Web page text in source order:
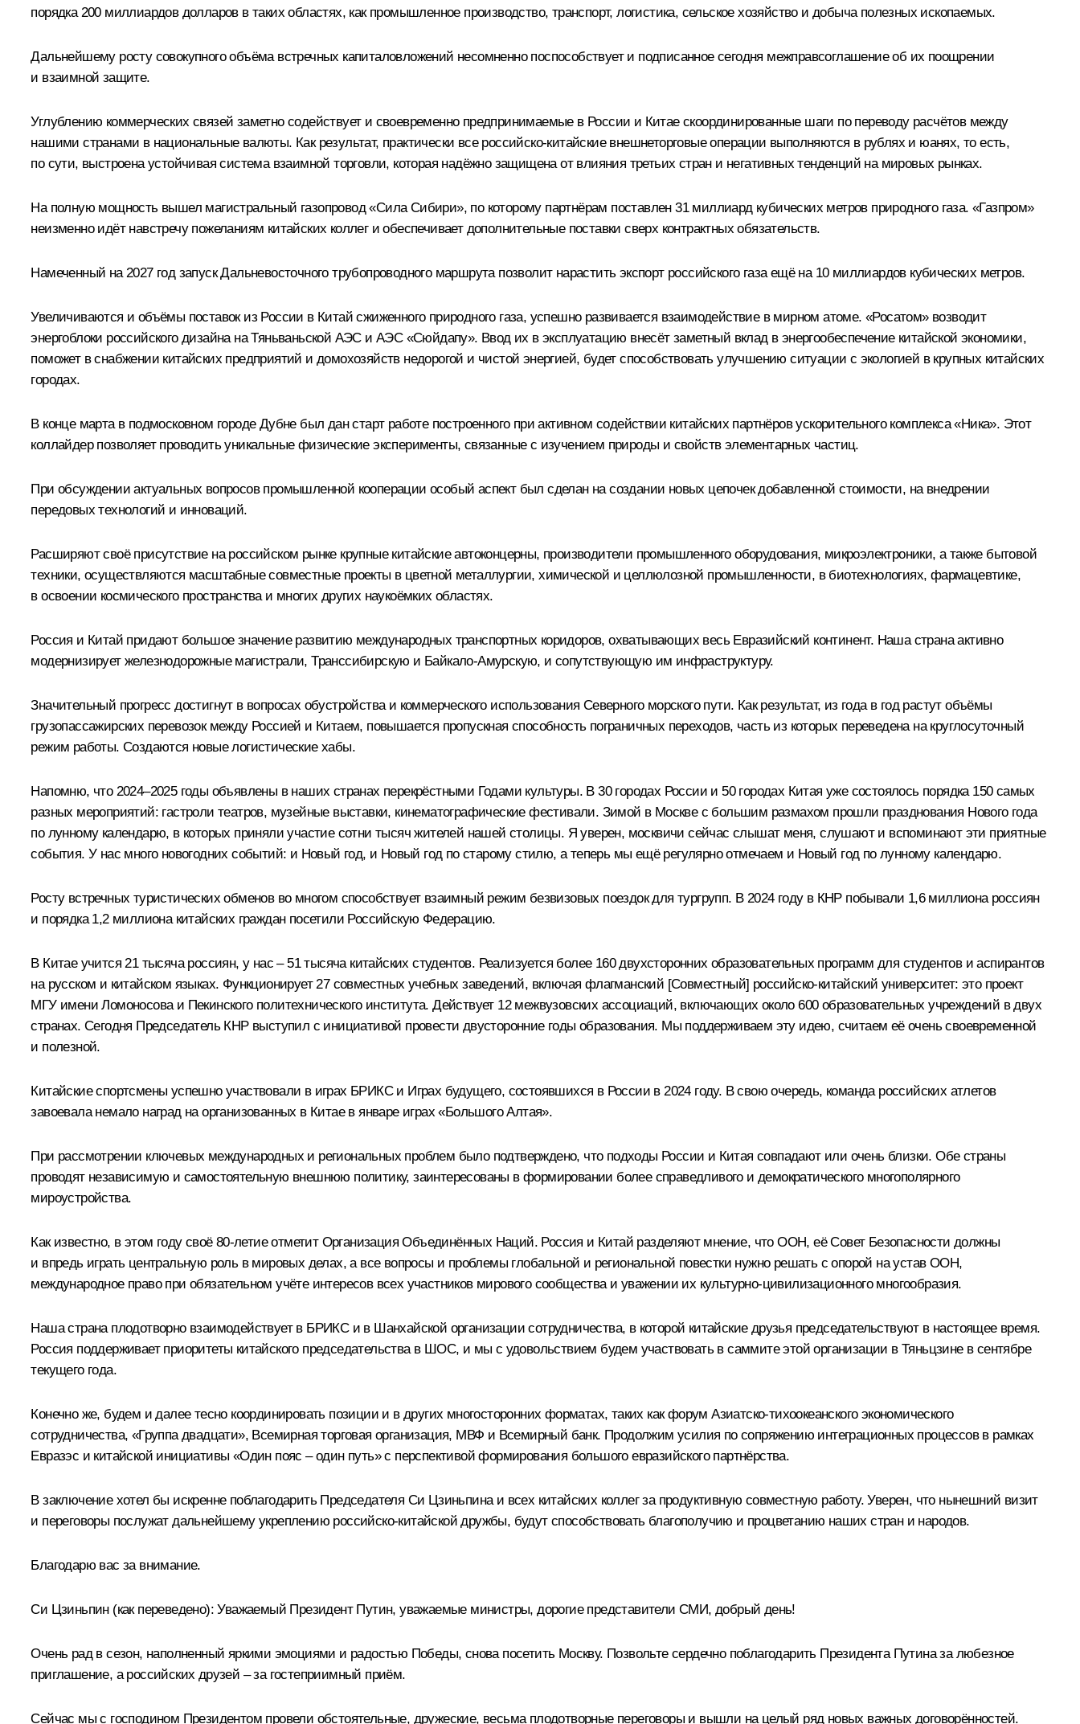
порядка 200 миллиардов долларов в таких областях, как промышленное производство, транспорт, логистика, сельское хозяйство и добыча полезных ископаемых.
Дальнейшему росту совокупного объёма встречных капиталовложений несомненно поспособствует и подписанное сегодня межправсоглашение об их поощрении
и взаимной защите.
Углублению коммерческих связей заметно содействует и своевременно предпринимаемые в России и Китае скоординированные шаги по переводу расчётов между
нашими странами в национальные валюты. Как результат, практически все российско-китайские внешнеторговые операции выполняются в рублях и юанях, то есть,
по сути, выстроена устойчивая система взаимной торговли, которая надёжно защищена от влияния третьих стран и негативных тенденций на мировых рынках.
На полную мощность вышел магистральный газопровод «Сила Сибири», по которому партнёрам поставлен 31 миллиард кубических метров природного газа. «Газпром»
неизменно идёт навстречу пожеланиям китайских коллег и обеспечивает дополнительные поставки сверх контрактных обязательств.
Намеченный на 2027 год запуск Дальневосточного трубопроводного маршрута позволит нарастить экспорт российского газа ещё на 10 миллиардов кубических метров.
Увеличиваются и объёмы поставок из России в Китай сжиженного природного газа, успешно развивается взаимодействие в мирном атоме. «Росатом» возводит
энергоблоки российского дизайна на Тяньваньской АЭС и АЭС «Сюйдапу». Ввод их в эксплуатацию внесёт заметный вклад в энергообеспечение китайской экономики,
поможет в снабжении китайских предприятий и домохозяйств недорогой и чистой энергией, будет способствовать улучшению ситуации с экологией в крупных китайских
городах.
В конце марта в подмосковном городе Дубне был дан старт работе построенного при активном содействии китайских партнёров ускорительного комплекса «Ника». Этот
коллайдер позволяет проводить уникальные физические эксперименты, связанные с изучением природы и свойств элементарных частиц.
При обсуждении актуальных вопросов промышленной кооперации особый аспект был сделан на создании новых цепочек добавленной стоимости, на внедрении
передовых технологий и инноваций.
Расширяют своё присутствие на российском рынке крупные китайские автоконцерны, производители промышленного оборудования, микроэлектроники, а также бытовой
техники, осуществляются масштабные совместные проекты в цветной металлургии, химической и целлюлозной промышленности, в биотехнологиях, фармацевтике,
в освоении космического пространства и многих других наукоёмких областях.
Россия и Китай придают большое значение развитию международных транспортных коридоров, охватывающих весь Евразийский континент. Наша страна активно
модернизирует железнодорожные магистрали, Транссибирскую и Байкало-Амурскую, и сопутствующую им инфраструктуру.
Значительный прогресс достигнут в вопросах обустройства и коммерческого использования Северного морского пути. Как результат, из года в год растут объёмы
грузопассажирских перевозок между Россией и Китаем, повышается пропускная способность пограничных переходов, часть из которых переведена на круглосуточный
режим работы. Создаются новые логистические хабы.
Напомню, что 2024–2025 годы объявлены в наших странах перекрёстными Годами культуры. В 30 городах России и 50 городах Китая уже состоялось порядка 150 самых
разных мероприятий: гастроли театров, музейные выставки, кинематографические фестивали. Зимой в Москве с большим размахом прошли празднования Нового года
по лунному календарю, в которых приняли участие сотни тысяч жителей нашей столицы. Я уверен, москвичи сейчас слышат меня, слушают и вспоминают эти приятные
события. У нас много новогодних событий: и Новый год, и Новый год по старому стилю, а теперь мы ещё регулярно отмечаем и Новый год по лунному календарю.
Росту встречных туристических обменов во многом способствует взаимный режим безвизовых поездок для тургрупп. В 2024 году в КНР побывали 1,6 миллиона россиян
и порядка 1,2 миллиона китайских граждан посетили Российскую Федерацию.
В Китае учится 21 тысяча россиян, у нас – 51 тысяча китайских студентов. Реализуется более 160 двухсторонних образовательных программ для студентов и аспирантов
на русском и китайском языках. Функционирует 27 совместных учебных заведений, включая флагманский [Совместный] российско-китайский университет: это проект
МГУ имени Ломоносова и Пекинского политехнического института. Действует 12 межвузовских ассоциаций, включающих около 600 образовательных учреждений в двух
странах. Сегодня Председатель КНР выступил с инициативой провести двусторонние годы образования. Мы поддерживаем эту идею, считаем её очень своевременной
и полезной.
Китайские спортсмены успешно участвовали в играх БРИКС и Играх будущего, состоявшихся в России в 2024 году. В свою очередь, команда российских атлетов
завоевала немало наград на организованных в Китае в январе играх «Большого Алтая».
При рассмотрении ключевых международных и региональных проблем было подтверждено, что подходы России и Китая совпадают или очень близки. Обе страны
проводят независимую и самостоятельную внешнюю политику, заинтересованы в формировании более справедливого и демократического многополярного
мироустройства.
Как известно, в этом году своё 80-летие отметит Организация Объединённых Наций. Россия и Китай разделяют мнение, что ООН, её Совет Безопасности должны
и впредь играть центральную роль в мировых делах, а все вопросы и проблемы глобальной и региональной повестки нужно решать с опорой на устав ООН,
международное право при обязательном учёте интересов всех участников мирового сообщества и уважении их культурно-цивилизационного многообразия.
Наша страна плодотворно взаимодействует в БРИКС и в Шанхайской организации сотрудничества, в которой китайские друзья председательствуют в настоящее время.
Россия поддерживает приоритеты китайского председательства в ШОС, и мы с удовольствием будем участвовать в саммите этой организации в Тяньцзине в сентябре
текущего года.
Конечно же, будем и далее тесно координировать позиции и в других многосторонних форматах, таких как форум Азиатско-тихоокеанского экономического
сотрудничества, «Группа двадцати», Всемирная торговая организация, МВФ и Всемирный банк. Продолжим усилия по сопряжению интеграционных процессов в рамках
Евразэс и китайской инициативы «Один пояс – один путь» с перспективой формирования большого евразийского партнёрства.
В заключение хотел бы искренне поблагодарить Председателя Си Цзиньпина и всех китайских коллег за продуктивную совместную работу. Уверен, что нынешний визит
и переговоры послужат дальнейшему укреплению российско-китайской дружбы, будут способствовать благополучию и процветанию наших стран и народов.
Благодарю вас за внимание.
Си Цзиньпин (как переведено): Уважаемый Президент Путин, уважаемые министры, дорогие представители СМИ, добрый день!
Очень рад в сезон, наполненный яркими эмоциями и радостью Победы, снова посетить Москву. Позвольте сердечно поблагодарить Президента Путина за любезное
приглашение, а российских друзей – за гостеприимный приём.
Сейчас мы с господином Президентом провели обстоятельные, дружеские, весьма плодотворные переговоры и вышли на целый ряд новых важных договорённостей.